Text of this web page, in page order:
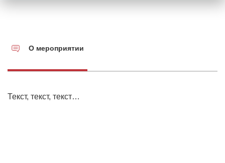
О мероприятии
Текст, текст, текст…